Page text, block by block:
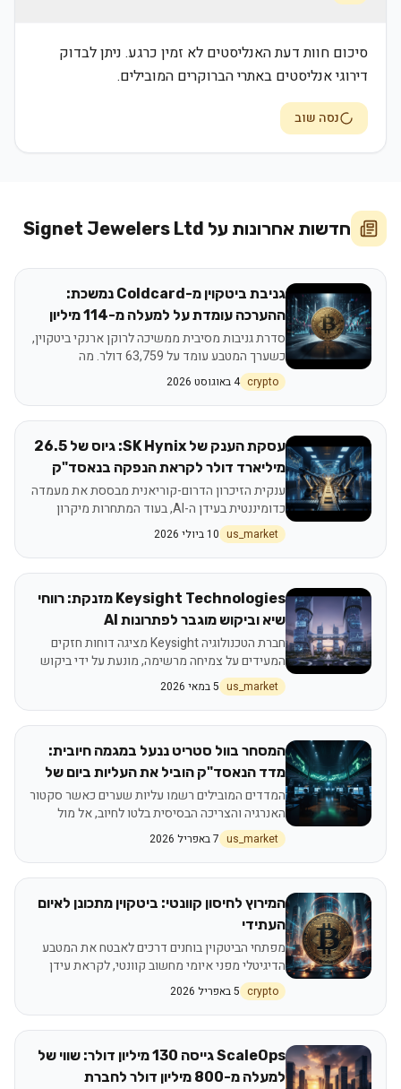
סיכום חוות דעת האנליסטים לא זמין כרגע. ניתן לבדוק
דירוגי אנליסטים באתרי הברוקרים המובילים.
נסה שוב
חדשות אחרונות על Signet Jewelers Ltd
גניבת ביטקוין מ-Coldcard נמשכת:
ההערכה עומדת על למעלה מ-114 מיליון
דולר שנגנבו
סדרת גניבות מסיבית ממשיכה לרוקן ארנקי ביטקוין,
כשערך המטבע עומד על 63,759 דולר. מה
המשמעות למאמצי האבטחה בעולם הקריפטו ואיך
זה משפיע על משקיעים בישראל?
crypto 4 באוגוסט 2026
עסקת הענק של SK Hynix: גיוס של 26.5
מיליארד דולר לקראת הנפקה בנאסד"ק
מטלטל את סקטור השבבים
ענקית הזיכרון הדרום-קוריאנית מבססת את מעמדה
כדומיננטית בעידן ה-AI, בעוד המתחרות מיקרון
וסנדיסק רושמות עליות שערים
us_market 10 ביולי 2026
Keysight Technologies מזנקת: רווחי
שיא וביקוש מוגבר לפתרונות AI
חברת הטכנולוגיה Keysight מציגה דוחות חזקים
המעידים על צמיחה מרשימה, מונעת על ידי ביקוש
אוטונומי.
us_market 5 במאי 2026
המסחר בוול סטריט ננעל במגמה חיובית:
מדד הנאסד"ק הוביל את העליות ביום של
תנודתיות סקטוריאלית
המדדים המובילים רשמו עליות שערים כאשר סקטור
האנרגיה והצריכה הבסיסית בלטו לחיוב, אל מול
חולשה במניות הבריאות והתשתיות
us_market 7 באפריל 2026
המירוץ לחיסון קוונטי: ביטקוין מתכונן לאיום
העתידי
מפתחי הביטקוין בוחנים דרכים לאבטח את המטבע
הדיגיטלי מפני איומי מחשוב קוונטי, לקראת עידן
שבו טכנולוגיה זו עשויה לשנות את כללי המשחק.
crypto 5 באפריל 2026
ScaleOps גייסה 130 מיליון דולר: שווי של
למעלה מ-800 מיליון דולר לחברת